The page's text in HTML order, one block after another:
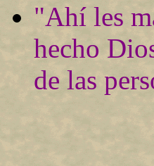
"Ahí les
hecho
de las